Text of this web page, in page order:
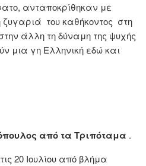
ανταποκρίθηκαν με
του καθήκοντος στη
άλλη τη δύναμη της ψυχής
μια γη Ελληνική εδώ και
από τα Τριπόταμα .
20 Ιουλίου από βλήμα